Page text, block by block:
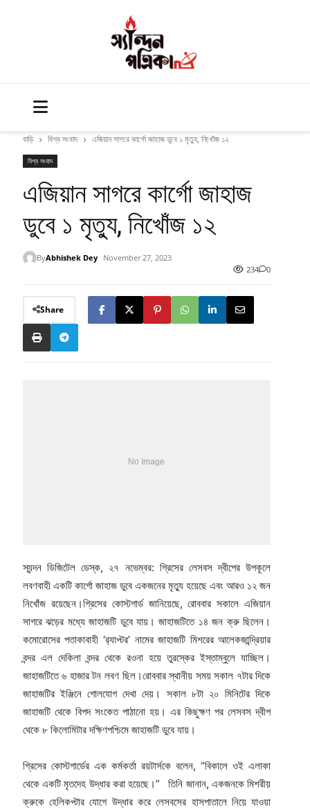
বাড়ি বিশ্ব সংবাদ এজিয়ান সাগরে কার্গো জাহাজ ডুবে ১ মৃত্যু, নিখোঁজ ১২
বিশ্ব সংবাদ
এজিয়ান সাগরে কার্গো জাহাজ
ডুবে ১ মৃত্যু, নিখোঁজ ১২
ByAbhishek Dey
November 27, 2023
234
0
Share
স্যন্দন ডিজিটেল ডেস্ক, ২৭ নভেম্বর: গ্রিসের লেসবস দ্বীপের উপকূলে
লবণবাহী একটি কার্গো জাহাজ ডুবে একজনের মৃত্যু হয়েছে এবং আরও ১২ জন
নিখোঁজ রয়েছেন।গ্রিসের কোস্টগার্ড জানিয়েছে, রোববার সকালে এজিয়ান
সাগরে ঝড়ের মধ্যে জাহাজটি ডুবে যায়। জাহাজটিতে ১৪ জন ক্রু ছিলেন।
কমোরোসের পতাকাবাহী ‘র‌্যাপ্টর’ নামের জাহাজটি মিশরের আলেকজান্দ্রিয়ার
বন্দর এল দেকিলা বন্দর থেকে রওনা হয়ে তুরস্কের ইস্তাম্বুলে যাচ্ছিল।
জাহাজটিতে ৬ হাজার টন লবণ ছিল।রোববার স্থানীয় সময় সকাল ৭টার দিকে
জাহাজটির ইঞ্জিনে গোলযোগ দেখা দেয়। সকাল ৮টা ২০ মিনিটের দিকে
জাহাজটি থেকে বিপদ সংকেত পাঠানো হয়। এর কিছুক্ষণ পর লেসবস দ্বীপ
থেকে ৮ কিলোমিটার দক্ষিণপশ্চিমে জাহাজটি ডুবে যায়।
গ্রিসের কোস্টগার্ডের এক কর্মকর্তা রয়টার্সকে বলেন, “বিকালে ওই এলাকা
থেকে একটি মৃতদেহ উদ্ধার করা হয়েছে।” তিনি জানান, একজনকে মিশরীয়
ক্রুকে হেলিকপ্টার যোগে উদ্ধার করে লেসবসের হাসপাতালে নিয়ে যাওয়া